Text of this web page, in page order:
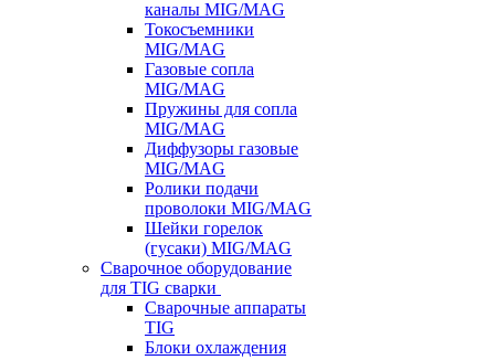
каналы MIG/MAG
Токосъемники
MIG/MAG
Газовые сопла
MIG/MAG
Пружины для сопла
MIG/MAG
Диффузоры газовые
MIG/MAG
Ролики подачи
проволоки MIG/MAG
Шейки горелок
(гусаки) MIG/MAG
Сварочное оборудование
для TIG сварки
Сварочные аппараты
TIG
Блоки охлаждения